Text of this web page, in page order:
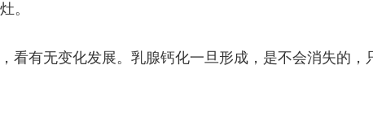
。
看有无变化发展。乳腺钙化一旦形成，是不会消失的，